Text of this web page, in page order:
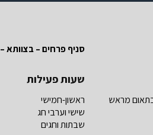
מראש
סניף פרחים – בצוותא –
שעות פעילות
ראשון-חמישי
שישי וערבי חג
שבתות וחגים